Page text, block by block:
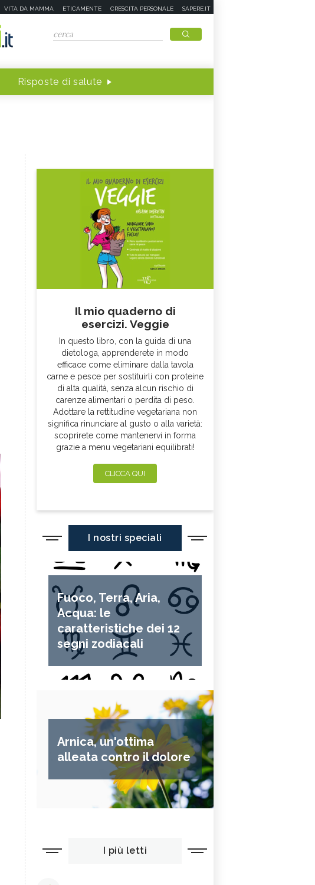
VITA DA MAMMA ETICAMENTE CRESCITA PERSONALE SAPERE.IT
Risposte di salute
Il mio quaderno di
esercizi. Veggie
In questo libro, con la guida di una
dietologa, apprenderete in modo
efficace come eliminare dalla tavola
carne e pesce per sostituirli con proteine
di alta qualità, senza alcun rischio di
carenze alimentari o perdita di peso.
Adottare la rettitudine vegetariana non
significa rinunciare al gusto o alla varietà:
scoprirete come mantenervi in forma
grazie a menu vegetariani equilibrati!
CLICCA QUI
I nostri speciali
Fuoco, Terra, Aria,
Acqua: le
caratteristiche dei 12
segni zodiacali
Arnica, un'ottima
alleata contro il dolore
I più letti